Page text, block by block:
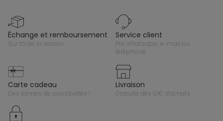
échange et remboursement
sur toute la saison
service client
par whatsapp, e-mail ou
téléphone
carte cadeau
des tonnes de possibilités !
livraison
gratuite dès 10€ d'achats